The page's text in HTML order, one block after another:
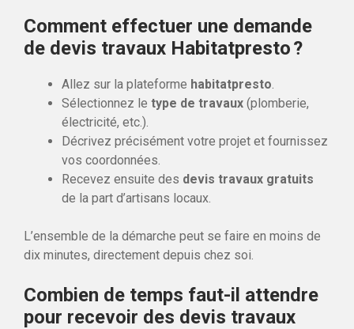
Comment effectuer une demande
de devis travaux Habitatpresto ?
Allez sur la plateforme habitatpresto.
Sélectionnez le type de travaux (plomberie,
électricité, etc.).
Décrivez précisément votre projet et fournissez
vos coordonnées.
Recevez ensuite des devis travaux gratuits
de la part d’artisans locaux.
L’ensemble de la démarche peut se faire en moins de
dix minutes, directement depuis chez soi.
Combien de temps faut-il attendre
pour recevoir des devis travaux